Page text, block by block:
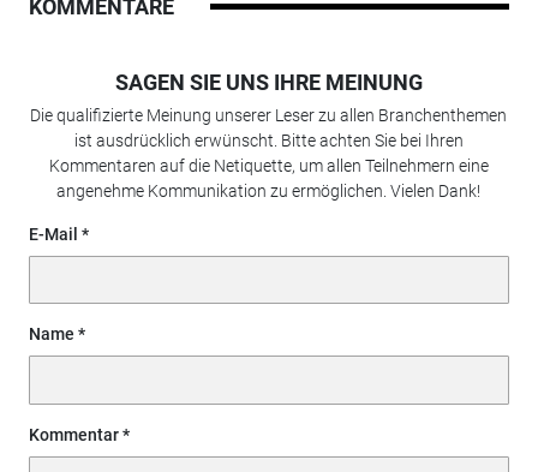
KOMMENTARE
SAGEN SIE UNS IHRE MEINUNG
Die qualifizierte Meinung unserer Leser zu allen Branchenthemen
ist ausdrücklich erwünscht. Bitte achten Sie bei Ihren
Kommentaren auf die Netiquette, um allen Teilnehmern eine
angenehme Kommunikation zu ermöglichen. Vielen Dank!
E-Mail
Name
Kommentar